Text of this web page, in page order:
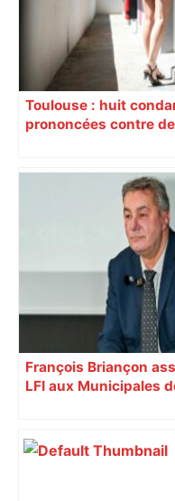
deux ans –
Toulouse : huit
prononcées contre
François Briançon
LFI aux Municipales